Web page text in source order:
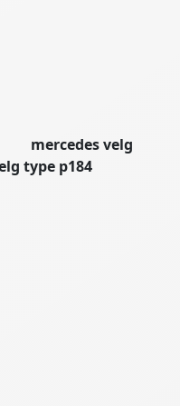
mercedes velg
type p184